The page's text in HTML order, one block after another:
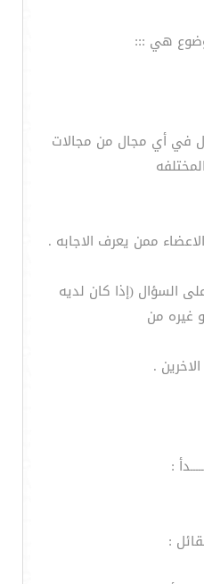
هي :::
في أي مجال من مجالات
ممن يعرف الاجابه .
السؤال (إذا كان لديه
غيره من
.
:
: